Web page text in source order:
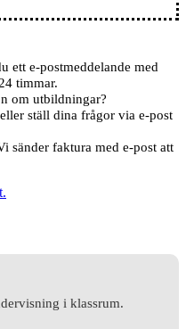
ett e-postmeddelande med
timmar.
om utbildningar?
ställ dina frågor via e-post
sänder faktura med e-post att
i klassrum.